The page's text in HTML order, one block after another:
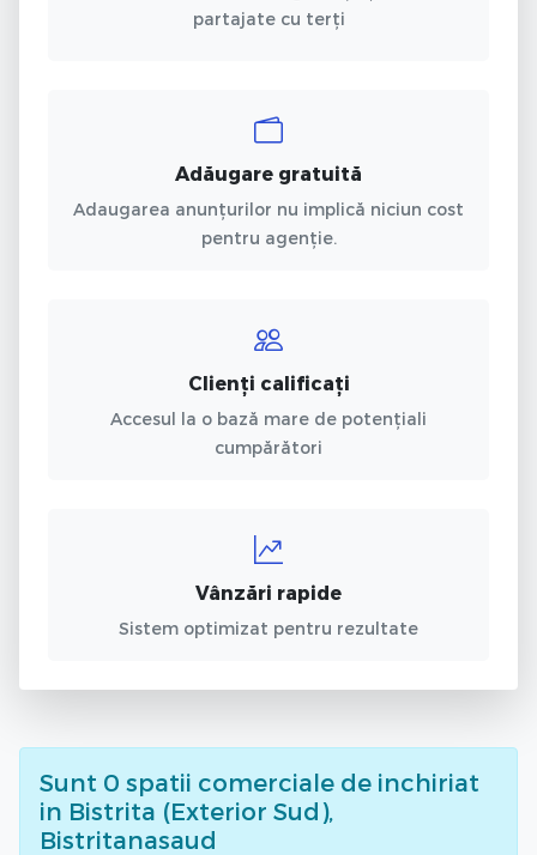
partajate cu terți
Adăugare gratuită
Adaugarea anunțurilor nu implică niciun cost
pentru agenție.
Clienți calificați
Accesul la o bază mare de potențiali
cumpărători
Vânzări rapide
Sistem optimizat pentru rezultate
Sunt 0 spatii comerciale de inchiriat
in Bistrita (Exterior Sud),
Bistritanasaud